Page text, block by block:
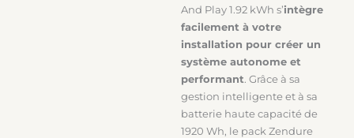
And Play 1.92 kWh s’intègre
facilement à votre
installation pour créer un
système autonome et
performant. Grâce à sa
gestion intelligente et à sa
batterie haute capacité de
1920 Wh, le pack Zendure